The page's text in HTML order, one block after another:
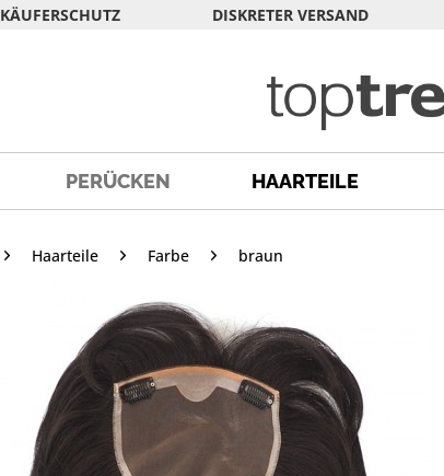
KÄUFERSCHUTZ DISKRETER VERSAND
PERÜCKEN HAARTEILE
Haarteile Farbe braun